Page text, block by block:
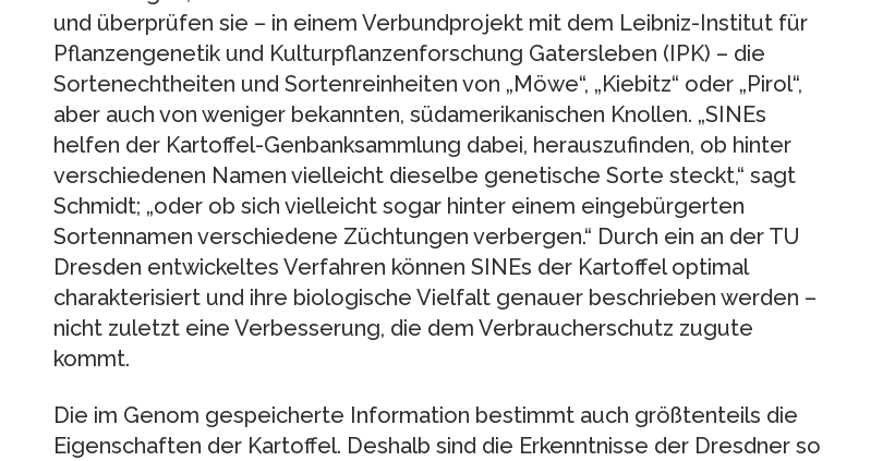
und überprüfen sie – in einem Verbundprojekt mit dem Leibniz-Institut für
Pflanzengenetik und Kulturpflanzenforschung Gatersleben (IPK) – die
Sortenechtheiten und Sortenreinheiten von „Möwe“, „Kiebitz“ oder „Pirol“,
aber auch von weniger bekannten, südamerikanischen Knollen. „SINEs
helfen der Kartoffel-Genbanksammlung dabei, herauszufinden, ob hinter
verschiedenen Namen vielleicht dieselbe genetische Sorte steckt,“ sagt
Schmidt; „oder ob sich vielleicht sogar hinter einem eingebürgerten
Sortennamen verschiedene Züchtungen verbergen.“ Durch ein an der TU
Dresden entwickeltes Verfahren können SINEs der Kartoffel optimal
charakterisiert und ihre biologische Vielfalt genauer beschrieben werden –
nicht zuletzt eine Verbesserung, die dem Verbraucherschutz zugute
kommt.
Die im Genom gespeicherte Information bestimmt auch größtenteils die
Eigenschaften der Kartoffel. Deshalb sind die Erkenntnisse der Dresdner so